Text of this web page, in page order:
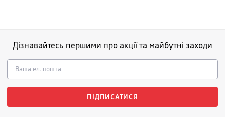
Дізнавайтесь першими про акції та майбутні заходи
ПІДПИСАТИСЯ